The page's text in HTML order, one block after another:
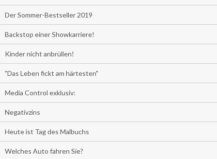
Der Sommer-Bestseller 2019
Backstop einer Showkarriere!
Kinder nicht anbrüllen!
"Das Leben fickt am härtesten"
Media Control exklusiv:
Negativzins
Heute ist Tag des Malbuchs
Welches Auto fahren Sie?